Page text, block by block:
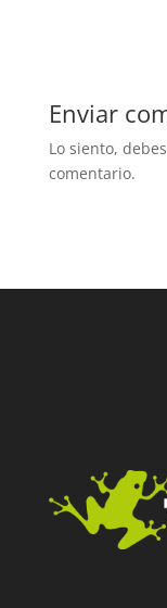
Enviar
Lo siento,
comentario.